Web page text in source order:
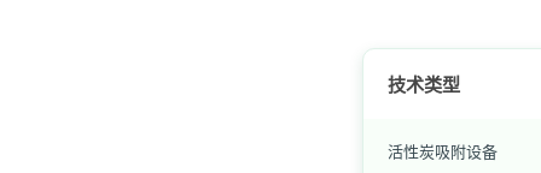
技术类型
活性炭吸附设备